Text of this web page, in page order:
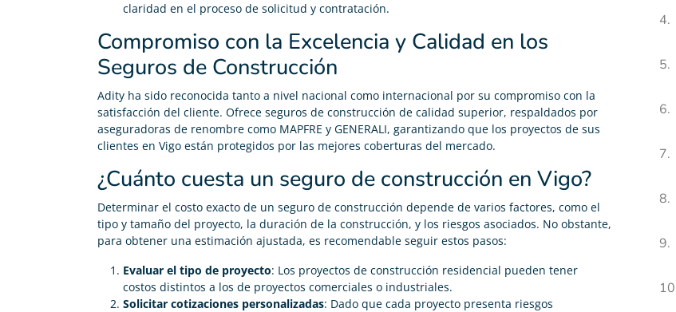
claridad en el proceso de solicitud y contratación.
Compromiso con la Excelencia y Calidad en los
Seguros de Construcción
Adity ha sido reconocida tanto a nivel nacional como internacional por su compromiso con la
satisfacción del cliente. Ofrece seguros de construcción de calidad superior, respaldados por
aseguradoras de renombre como MAPFRE y GENERALI, garantizando que los proyectos de sus
clientes en Vigo están protegidos por las mejores coberturas del mercado.
¿Cuánto cuesta un seguro de construcción en Vigo?
Determinar el costo exacto de un seguro de construcción depende de varios factores, como el
tipo y tamaño del proyecto, la duración de la construcción, y los riesgos asociados. No obstante,
para obtener una estimación ajustada, es recomendable seguir estos pasos:
Evaluar el tipo de proyecto: Los proyectos de construcción residencial pueden tener
costos distintos a los de proyectos comerciales o industriales.
Solicitar cotizaciones personalizadas: Dado que cada proyecto presenta riesgos